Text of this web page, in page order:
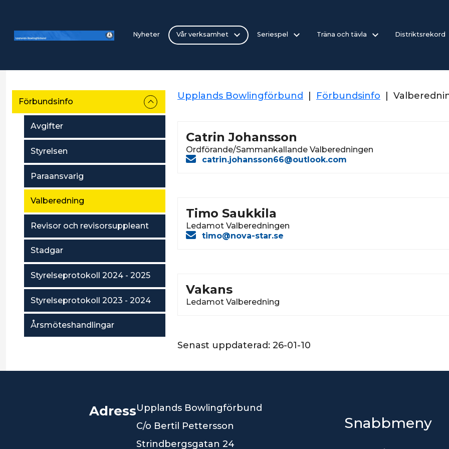
Nyheter Vår verksamhet Seriespel Träna och tävla Distriktsrekord
Förbundsinfo
Avgifter
Styrelsen
Paraansvarig
Valberedning
Revisor och revisorsuppleant
Stadgar
Styrelseprotokoll 2024 - 2025
Styrelseprotokoll 2023 - 2024
Årsmöteshandlingar
Upplands Bowlingförbund Förbundsinfo
Catrin Johansson
Ordförande/Sammankallande Valberedningen
catrin.johansson66@outlook.com
Timo Saukkila
Ledamot Valberedningen
timo@nova-star.se
Vakans
Ledamot Valberedning
Senast uppdaterad: 26-01-10
AdressUpplands Bowlingförbund
C/o Bertil Pettersson
Strindbergsgatan 24
Snabbmeny